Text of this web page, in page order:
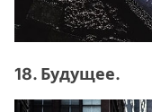
18. Будущее.